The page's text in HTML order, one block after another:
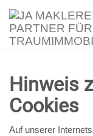
Hinweis
Cookies
Auf unserer